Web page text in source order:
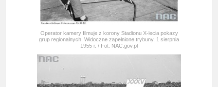
Operator kamery filmuje z korony Stadionu X-lecia pokazy
grup regionalnych. Widoczne zapełnione trybuny, 1 sierpnia
1955 r. / Fot. NAC.gov.pl